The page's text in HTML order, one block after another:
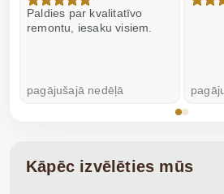
Paldies par kvalitatīvo
remontu, iesaku visiem.
pagājušajā nedēļā
Kāpēc izvēlēties mūs